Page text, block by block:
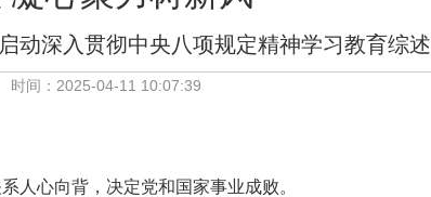
深入贯彻中央八项规定精神学习教育综述
时间：2025-04-11 10:07:39
人心向背，决定党和国家事业成败。